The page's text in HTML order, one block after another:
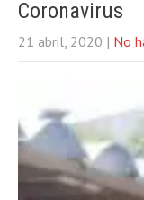
Coronavirus
21 abril, 2020 | No